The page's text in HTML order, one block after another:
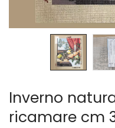
Calze collant donna (24)
Cappelli (16)
Cerniere lampo / Zip/
Elastici (10)
Fodere (5)
Guanti (1)
Inverno
ricamare cm